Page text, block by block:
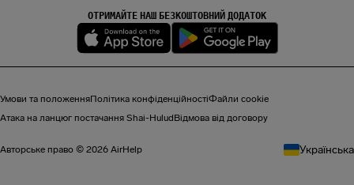
ОТРИМАЙТЕ НАШ БЕЗКОШТОВНИЙ ДОДАТОК
Умови та положенняПолітика конфіденційностіФайли cookie
Атака на ланцюг постачання Shai-HuludВідмова від договору
Авторське право © 2026 AirHelp Українська